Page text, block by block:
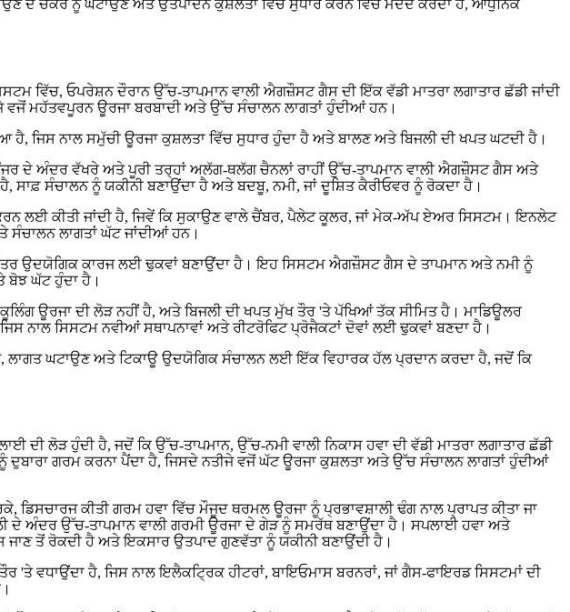
ਦੇ ਚੱਕਰ ਨੂੰ ਘਟਾਉਣ ਅਤੇ ਉਤਪਾਦਨ ਕੁਸ਼ਲਤਾ ਵਿੱਚ ਸੁਧਾਰ ਕਰਨ ਵਿੱਚ ਮਦਦ ਕਰਦਾ ਹੈ, ਆਧੁਨਿਕ
ਵਿੱਚ, ਓਪਰੇਸ਼ਨ ਦੌਰਾਨ ਉੱਚ-ਤਾਪਮਾਨ ਵਾਲੀ ਐਗਜ਼ੌਸਟ ਗੈਸ ਦੀ ਇੱਕ ਵੱਡੀ ਮਾਤਰਾ ਲਗਾਤਾਰ ਛੱਡੀ ਜਾਂਦੀ
ਵਜੋਂ ਮਹੱਤਵਪੂਰਨ ਊਰਜਾ ਬਰਬਾਦੀ ਅਤੇ ਉੱਚ ਸੰਚਾਲਨ ਲਾਗਤਾਂ ਹੁੰਦੀਆਂ ਹਨ।
ਜਿਸ ਨਾਲ ਸਮੁੱਚੀ ਊਰਜਾ ਕੁਸ਼ਲਤਾ ਵਿੱਚ ਸੁਧਾਰ ਹੁੰਦਾ ਹੈ ਅਤੇ ਬਾਲਣ ਅਤੇ ਬਿਜਲੀ ਦੀ ਖਪਤ ਘਟਦੀ ਹੈ।
ਵੱਖਰੇ ਅਤੇ ਪੂਰੀ ਤਰ੍ਹਾਂ ਅਲੱਗ-ਥਲੱਗ ਚੈਨਲਾਂ ਰਾਹੀਂ ਉੱਚ-ਤਾਪਮਾਨ ਵਾਲੀ ਐਗਜ਼ੌਸਟ ਗੈਸ ਅਤੇ
ਹੈ, ਸਾਫ਼ ਸੰਚਾਲਨ ਨੂੰ ਯਕੀਨੀ ਬਣਾਉਂਦਾ ਹੈ ਅਤੇ ਬਦਬੂ, ਨਮੀ, ਜਾਂ ਦੂਸ਼ਿਤ ਕੈਰੀਓਵਰ ਨੂੰ ਰੋਕਦਾ ਹੈ।
ਲਈ ਕੀਤੀ ਜਾਂਦੀ ਹੈ, ਜਿਵੇਂ ਕਿ ਸੁਕਾਉਣ ਵਾਲੇ ਚੈਂਬਰ, ਪੈਲੇਟ ਕੂਲਰ, ਜਾਂ ਮੇਕ-ਅੱਪ ਏਅਰ ਸਿਸਟਮ। ਇਨਲੇਟ
ਸੰਚਾਲਨ ਲਾਗਤਾਂ ਘੱਟ ਜਾਂਦੀਆਂ ਹਨ।
ਉਦਯੋਗਿਕ ਕਾਰਜ ਲਈ ਢੁਕਵਾਂ ਬਣਾਉਂਦਾ ਹੈ। ਇਹ ਸਿਸਟਮ ਐਗਜ਼ੌਸਟ ਗੈਸ ਦੇ ਤਾਪਮਾਨ ਅਤੇ ਨਮੀ ਨੂੰ
ਬੋਝ ਘੱਟ ਹੁੰਦਾ ਹੈ।
ਊਰਜਾ ਦੀ ਲੋੜ ਨਹੀਂ ਹੈ, ਅਤੇ ਬਿਜਲੀ ਦੀ ਖਪਤ ਮੁੱਖ ਤੌਰ 'ਤੇ ਪੱਖਿਆਂ ਤੱਕ ਸੀਮਿਤ ਹੈ। ਮਾਡਿਊਲਰ
ਨਾਲ ਸਿਸਟਮ ਨਵੀਆਂ ਸਥਾਪਨਾਵਾਂ ਅਤੇ ਰੀਟਰੋਫਿਟ ਪ੍ਰੋਜੈਕਟਾਂ ਦੋਵਾਂ ਲਈ ਢੁਕਵਾਂ ਬਣਦਾ ਹੈ।
ਲਾਗਤ ਘਟਾਉਣ ਅਤੇ ਟਿਕਾਊ ਉਦਯੋਗਿਕ ਸੰਚਾਲਨ ਲਈ ਇੱਕ ਵਿਹਾਰਕ ਹੱਲ ਪ੍ਰਦਾਨ ਕਰਦਾ ਹੈ, ਜਦੋਂ ਕਿ
ਲੋੜ ਹੁੰਦੀ ਹੈ, ਜਦੋਂ ਕਿ ਉੱਚ-ਤਾਪਮਾਨ, ਉੱਚ-ਨਮੀ ਵਾਲੀ ਨਿਕਾਸ ਹਵਾ ਦੀ ਵੱਡੀ ਮਾਤਰਾ ਲਗਾਤਾਰ ਛੱਡੀ
ਦੁਬਾਰਾ ਗਰਮ ਕਰਨਾ ਪੈਂਦਾ ਹੈ, ਜਿਸਦੇ ਨਤੀਜੇ ਵਜੋਂ ਘੱਟ ਊਰਜਾ ਕੁਸ਼ਲਤਾ ਅਤੇ ਉੱਚ ਸੰਚਾਲਨ ਲਾਗਤਾਂ ਹੁੰਦੀਆਂ
ਕੀਤੀ ਗਰਮ ਹਵਾ ਵਿੱਚ ਮੌਜੂਦ ਥਰਮਲ ਊਰਜਾ ਨੂੰ ਪ੍ਰਭਾਵਸ਼ਾਲੀ ਢੰਗ ਨਾਲ ਪ੍ਰਾਪਤ ਕੀਤਾ ਜਾ
ਦੇ ਅੰਦਰ ਉੱਚ-ਤਾਪਮਾਨ ਵਾਲੀ ਗਰਮੀ ਊਰਜਾ ਦੇ ਗੇੜ ਨੂੰ ਸਮਰੱਥ ਬਣਾਉਂਦਾ ਹੈ। ਸਪਲਾਈ ਹਵਾ ਅਤੇ
ਤੋਂ ਰੋਕਦੀ ਹੈ ਅਤੇ ਇਕਸਾਰ ਉਤਪਾਦ ਗੁਣਵੱਤਾ ਨੂੰ ਯਕੀਨੀ ਬਣਾਉਂਦੀ ਹੈ।
ਵਧਾਉਂਦਾ ਹੈ, ਜਿਸ ਨਾਲ ਇਲੈਕਟ੍ਰਿਕ ਹੀਟਰਾਂ, ਬਾਇਓਮਾਸ ਬਰਨਰਾਂ, ਜਾਂ ਗੈਸ-ਫਾਇਰਡ ਸਿਸਟਮਾਂ ਦੀ